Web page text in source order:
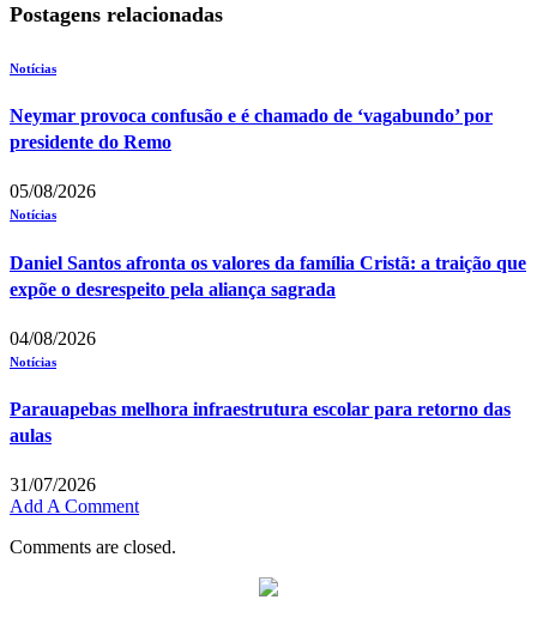
Postagens relacionadas
Notícias
Neymar provoca confusão e é chamado de ‘vagabundo’ por
presidente do Remo
05/08/2026
Notícias
Daniel Santos afronta os valores da família Cristã: a traição que
expõe o desrespeito pela aliança sagrada
04/08/2026
Notícias
Parauapebas melhora infraestrutura escolar para retorno das
aulas
31/07/2026
Add A Comment
Comments are closed.